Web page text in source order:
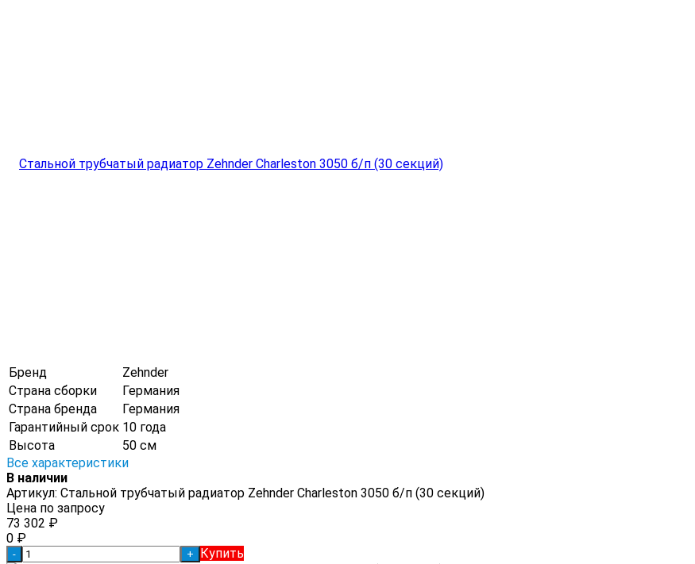
Бренд
Zehnder
Страна сборки
Германия
Страна бренда
Германия
Гарантийный срок 10 года
Высота
50 см
Все характеристики
В наличии
Артикул: Стальной трубчатый радиатор Zehnder Charleston 3050 б/п (30 секций)
Цена по запросу
73 302 ₽
0 ₽
- + Купить